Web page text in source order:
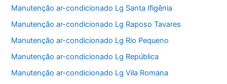
Manutenção ar-condicionado Lg Santa Ifigênia
Manutenção ar-condicionado Lg Raposo Tavares
Manutenção ar-condicionado Lg Rio Pequeno
Manutenção ar-condicionado Lg República
Manutenção ar-condicionado Lg Vila Romana